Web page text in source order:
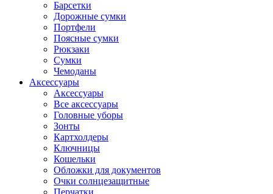
Барсетки
Дорожные сумки
Портфели
Поясные сумки
Рюкзаки
Сумки
Чемоданы
Аксессуары
Аксессуары
Все аксессуары
Головные уборы
Зонты
Картхолдеры
Ключницы
Кошельки
Обложки для документов
Очки солнцезащитные